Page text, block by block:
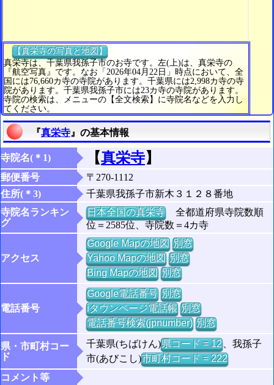
【真栄寺の写真と地図】
真栄寺は、千葉県我孫子市のお寺です。左(上)は、真栄寺の
『航空写真』です。なお「2026年04月22日」時点において、全
国には76,660カ寺の寺院があります。千葉県には2,998カ寺の寺
院があります。千葉県我孫子市には23カ寺の寺院があります。
寺院の検索は、メニューの【全文検索】に寺院名などを入力し
てください。
『真栄寺 』の基本情報
寺院名(＊1) 【真栄寺】
郵便番号
〒270-1112
住所(＊3)
千葉県我孫子市新木３１２８番地
寺院名ランキン
グ
日本全国の真栄寺全都道府県寺院数順
位＝2585位、寺院数＝4カ寺
アクセス
Google Mapの地図 別窓
Yahoo Mapの地図 別窓
Bing Mapの地図 別窓
電話番号
Google電話番号 別窓
iタウンページ電話帳 別窓
電話番号検索(jpnumber) 別窓
県・市町村コー
ド
千葉県(ちばけん)県コード = 12、我孫子
市(あびこし)市町村コード = 222
コメント等